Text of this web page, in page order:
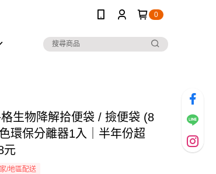
0
格生物降解拾便袋 / 撿便袋 (8
環保分離器1入｜半年份超
元
/地區配送